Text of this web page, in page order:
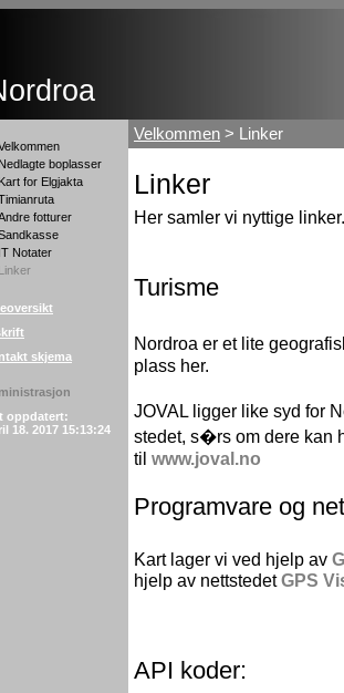
Nedlagte boplasser
Kart for Elgjakta
fotturer
IT Notater
Linker
skjema
oppdatert:
18. 2017 15:13:24
Velkommen > Linker
Linker
Her samler vi nyttige linker.
Turisme
Nordroa er et lite
plass her.
JOVAL ligger like syd for
stedet, s�rs om dere kan
til www.joval.no
Programvare og
Kart lager vi ved hjelp av
hjelp av nettstedetGPS
API koder: